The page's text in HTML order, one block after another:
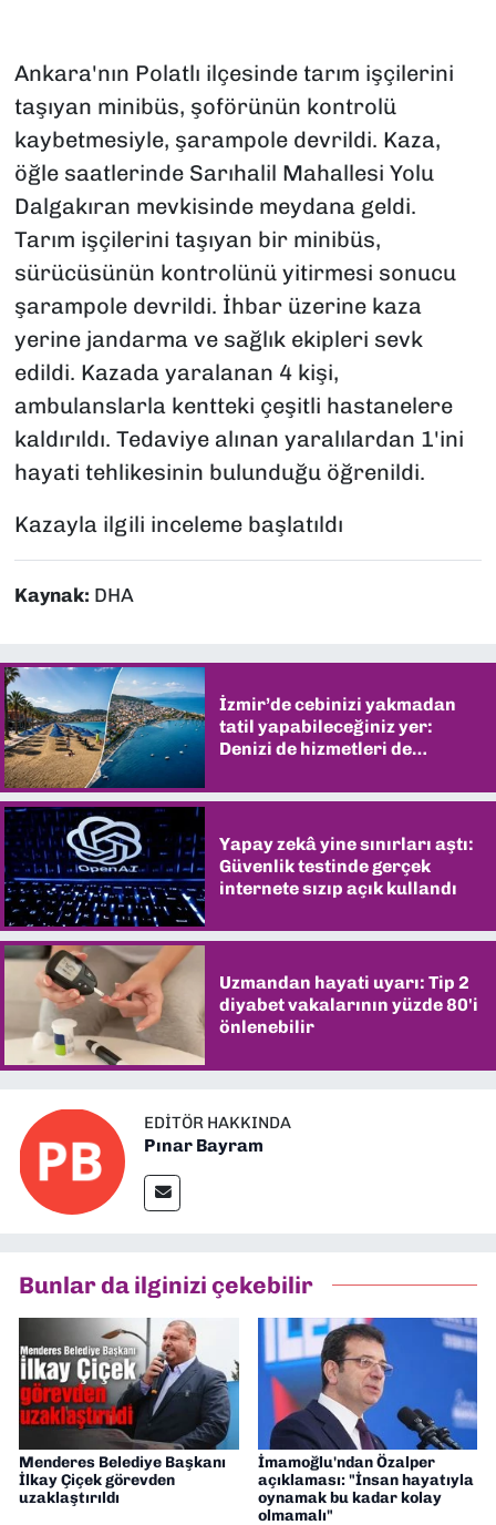
Ankara'nın Polatlı ilçesinde tarım işçilerini
taşıyan minibüs, şoförünün kontrolü
kaybetmesiyle, şarampole devrildi. Kaza,
öğle saatlerinde Sarıhalil Mahallesi Yolu
Dalgakıran mevkisinde meydana geldi.
Tarım işçilerini taşıyan bir minibüs,
sürücüsünün kontrolünü yitirmesi sonucu
şarampole devrildi. İhbar üzerine kaza
yerine jandarma ve sağlık ekipleri sevk
edildi. Kazada yaralanan 4 kişi,
ambulanslarla kentteki çeşitli hastanelere
kaldırıldı. Tedaviye alınan yaralılardan 1'ini
hayati tehlikesinin bulunduğu öğrenildi.
Kazayla ilgili inceleme başlatıldı
Kaynak: DHA
İzmir’de cebinizi yakmadan
tatil yapabileceğiniz yer:
Denizi de hizmetleri de
Yapay zekâ yine sınırları aştı:
Güvenlik testinde gerçek
internete sızıp açık kullandı
Uzmandan hayati uyarı: Tip 2
diyabet vakalarının yüzde 80'i
önlenebilir
EDITÖR HAKKINDA
Pınar Bayram
Bunlar da ilginizi çekebilir
Menderes Belediye Başkanı
İlkay Çiçek görevden
uzaklaştırıldı
İmamoğlu'ndan Özalper
açıklaması: "İnsan hayatıyla
oynamak bu kadar kolay
olmamalı"